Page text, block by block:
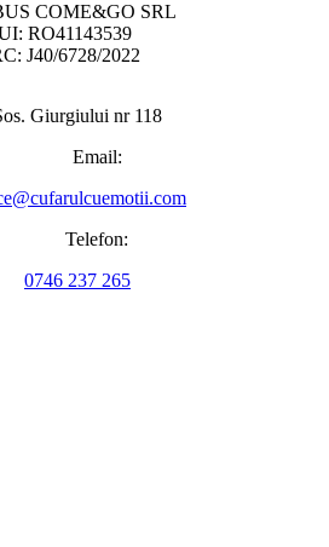
COME&GO SRL
RO41143539
J40/6728/2022
Giurgiului nr 118
Email:
Telefon:
0746 237 265